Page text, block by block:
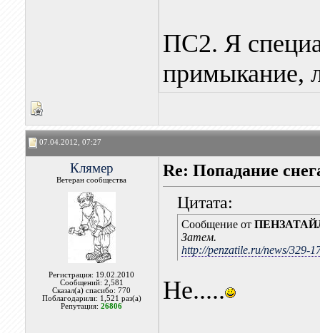
ПС2. Я
примыкание,
07.04.2012, 07:27
Клямер
Ветеран сообщества
Регистрация: 19.02.2010
Сообщений: 2,581
Сказал(а) спасибо: 770
Поблагодарили: 1,521 раз(а)
Репутация:26806
Re: Попадание
Цитата:
Сообщение от
Затем.
http://penzatile.ru/news/329-
Не.....